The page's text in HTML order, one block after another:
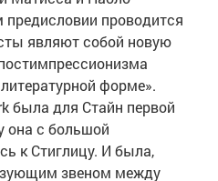
проводится
являют собой новую
форме».
была для Стайн первой
она с большой
к Стиглицу. И была,
звеном между